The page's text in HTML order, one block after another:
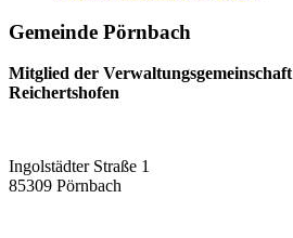
Gemeinde Pörnbach
Mitglied der Verwaltungsgemeinschaft
Reichertshofen
Ingolstädter Straße 1
85309 Pörnbach